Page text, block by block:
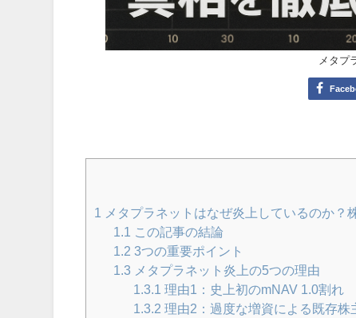
メタプ
1 メタプラネットはなぜ炎上しているのか？
1.1 この記事の結論
1.2 3つの重要ポイント
1.3 メタプラネット炎上の5つの理由
1.3.1 理由1：史上初のmNAV 1.0割れ
1.3.2 理由2：過度な増資による既存株